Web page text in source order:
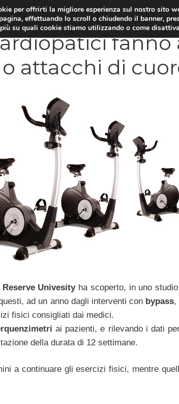
PSICOLOGIA NEUROLOGIA
attacchi di
Univesityha scoperto, in uno
ad un anno dagli interventi con bypass,
fisici consigliati dai medici.
ai pazienti, e rilevando i dati
della durata di 12 settimane.
a continuare gli esercizi fisici, mentre
per offrirti la migliore esperienza sul nostro sito
effettuando lo scroll o chiudendo il banner,
su quali cookie stiamo utilizzando o come